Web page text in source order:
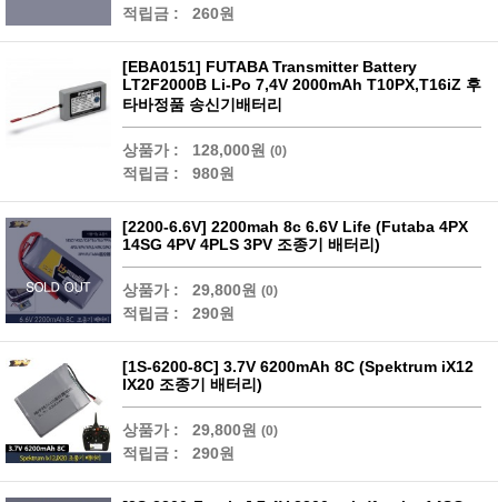
적립금 : 260원
[EBA0151] FUTABA Transmitter Battery
LT2F2000B Li-Po 7,4V 2000mAh T10PX,T16iZ 후
타바정품 송신기배터리
상품가 : 128,000원 (0)
적립금 : 980원
[2200-6.6V] 2200mah 8c 6.6V Life (Futaba 4PX
14SG 4PV 4PLS 3PV 조종기 배터리)
상품가 : 29,800원 (0)
적립금 : 290원
[1S-6200-8C] 3.7V 6200mAh 8C (Spektrum iX12
IX20 조종기 배터리)
상품가 : 29,800원 (0)
적립금 : 290원